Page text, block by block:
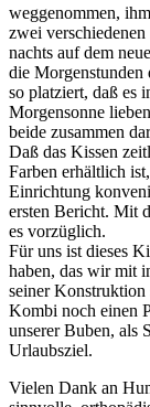
weggenommen,
zwei
nachts auf dem
die Morgenstunden
so platziert, daß es
Morgensonne
beide zusammen
Daß das Kissen
Farben erhältlich
Einrichtung
ersten Bericht. Mit
es vorzüglich.
Für uns ist dieses
haben, das wir mit
seiner Konstruktion
Kombi noch einen
unserer Buben, als
Urlaubsziel.
Vielen Dank an